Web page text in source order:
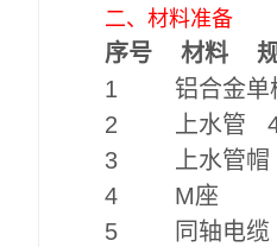
二、材料准备
序号 材料
1 铝合金
2 上水管
3 上水管
4 M座
5 同轴电